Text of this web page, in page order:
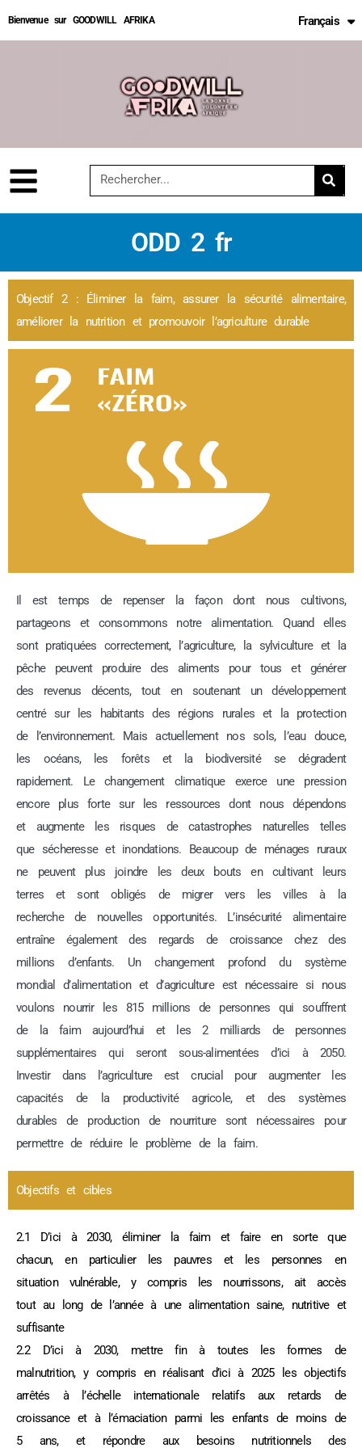
Bienvenue sur GOODWILL AFRIKA Français
English
ODD 2 fr
Objectif 2 : Éliminer la faim, assurer la sécurité alimentaire,
améliorer la nutrition et promouvoir l’agriculture durable
Il est temps de repenser la façon dont nous cultivons,
partageons et consommons notre alimentation. Quand elles
sont pratiquées correctement, l’agriculture, la sylviculture et la
pêche peuvent produire des aliments pour tous et générer
des revenus décents, tout en soutenant un développement
centré sur les habitants des régions rurales et la protection
de l’environnement. Mais actuellement nos sols, l’eau douce,
les océans, les forêts et la biodiversité se dégradent
rapidement. Le changement climatique exerce une pression
encore plus forte sur les ressources dont nous dépendons
et augmente les risques de catastrophes naturelles telles
que sécheresse et inondations. Beaucoup de ménages ruraux
ne peuvent plus joindre les deux bouts en cultivant leurs
terres et sont obligés de migrer vers les villes à la
recherche de nouvelles opportunités. L’insécurité alimentaire
entraîne également des regards de croissance chez des
millions d’enfants. Un changement profond du système
mondial d’alimentation et d’agriculture est nécessaire si nous
voulons nourrir les 815 millions de personnes qui souffrent
de la faim aujourd’hui et les 2 milliards de personnes
supplémentaires qui seront sous-alimentées d’ici à 2050.
Investir dans l’agriculture est crucial pour augmenter les
capacités de la productivité agricole, et des systèmes
durables de production de nourriture sont nécessaires pour
permettre de réduire le problème de la faim.
Objectifs et cibles
2.1 D’ici à 2030, éliminer la faim et faire en sorte que
chacun, en particulier les pauvres et les personnes en
situation vulnérable, y compris les nourrissons, ait accès
tout au long de l’année à une alimentation saine, nutritive et
suffisante
2.2 D’ici à 2030, mettre fin à toutes les formes de
malnutrition, y compris en réalisant d’ici à 2025 les objectifs
arrêtés à l’échelle internationale relatifs aux retards de
croissance et à l’émaciation parmi les enfants de moins de
5 ans, et répondre aux besoins nutritionnels des